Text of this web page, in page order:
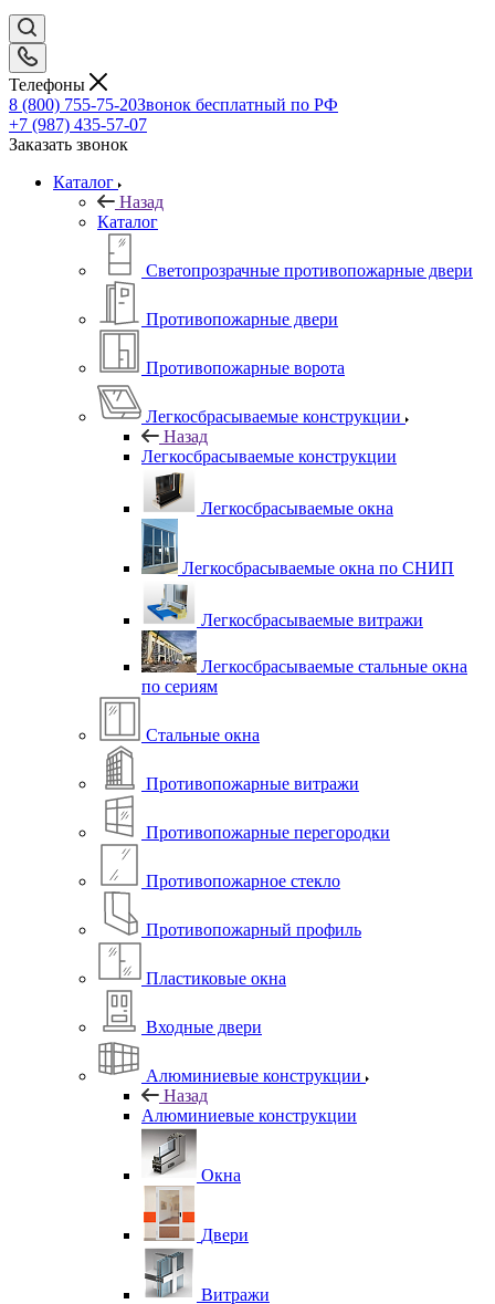
Телефоны
8 (800) 755-75-20Звонок бесплатный по РФ
+7 (987) 435-57-07
Заказать звонок
Каталог
Назад
Каталог
Светопрозрачные противопожарные двери
Противопожарные двери
Противопожарные ворота
Легкосбрасываемые конструкции
Назад
Легкосбрасываемые конструкции
Легкосбрасываемые окна
Легкосбрасываемые окна по СНИП
Легкосбрасываемые витражи
Легкосбрасываемые стальные окна
по сериям
Стальные окна
Противопожарные витражи
Противопожарные перегородки
Противопожарное стекло
Противопожарный профиль
Пластиковые окна
Входные двери
Алюминиевые конструкции
Назад
Алюминиевые конструкции
Окна
Двери
Витражи